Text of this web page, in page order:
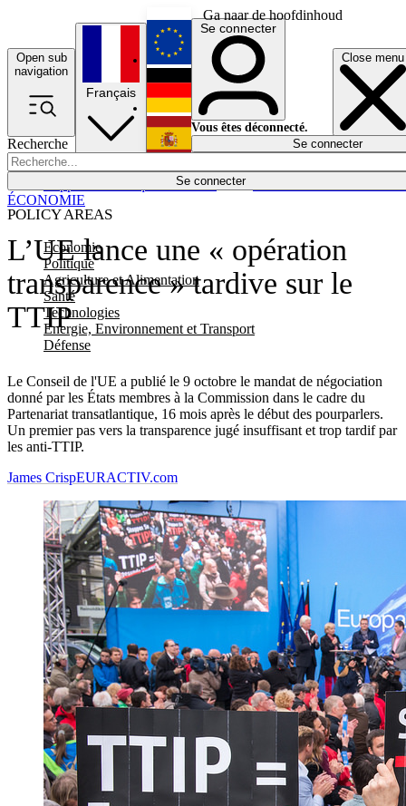
Ga naar de hoofdinhoud
Open sub
navigation
Close menu
Recherche
Se connecter
POLICY AREAS
Economie
Politique
Agriculture et Alimentation
Santé
Technologies
Energie, Environnement et Transport
Défense
Économie
Français
English
Deutsch
Español
Se connecter
Vous êtes déconnecté.
Se connecter
L’UE lance une « opération
transparence » tardive sur le
TTIP
Le Conseil de l'UE a publié le 9 octobre le mandat de négociation
donné par les États membres à la Commission dans le cadre du
Partenariat transatlantique, 16 mois après le début des pourparlers.
Un premier pas vers la transparence jugé insuffisant et trop tardif par
les anti-TTIP.
ÉCONOMIE
James CrispEURACTIV.com